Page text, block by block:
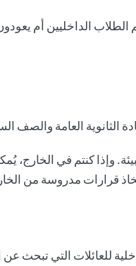
الداخليين أم
الثانوية العامة والصف
وإذا كنتم في الخارج،
قرارات مدروسة من
للعائلات التي تبحث عن